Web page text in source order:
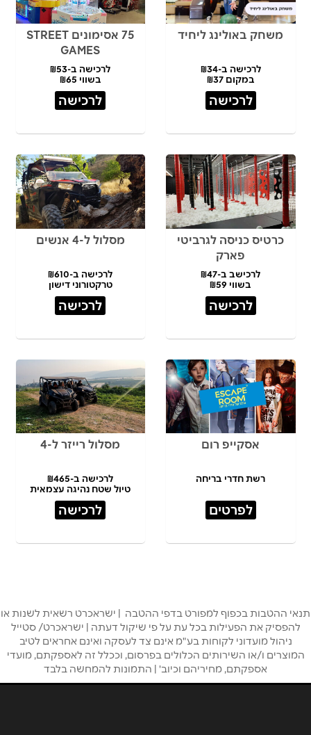
משחק באולינג ליחיד
לרכישה ב-₪34
במקום ₪37
לרכישה
75 אסימונים STREET
GAMES
לרכישה ב-₪53
בשווי ₪65
לרכישה
כרטיס כניסה לגרביטי
פארק
לרכישב ב-₪47
בשווי ₪59
לרכישה
מסלול ל-4 אנשים
לרכישה ב-₪610
טרקטורוני דישון
לרכישה
אסקייפ רום
רשת חדרי בריחה
לפרטים
מסלול רייזר ל-4
לרכישה ב-₪465
טיול שטח נהיגה עצמאית
לרכישה
תנאי ההטבות בכפוף למפורט בדפי ההטבה | ישראכרט רשאית לשנות או
להפסיק את הפעילות בכל עת על פי שיקול דעתה | ישראכרט/ סטייל
ניהול מועדוני לקוחות בע"מ אינם צד לעסקה ואינם אחראים לטיב
המוצרים ו/או השירותים הכלולים בפרסום, וככלל זה לאספקתם, מועדי
אספקתם, מחיריהם וכיוב' | התמונות להמחשה בלבד